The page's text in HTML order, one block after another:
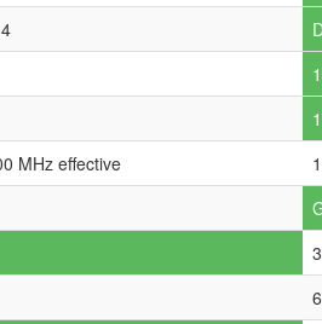
MHz effective